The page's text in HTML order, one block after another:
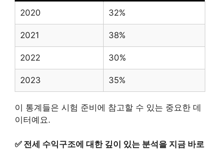
2020 32%
2021 38%
2022 30%
2023 35%
이 통계들은 시험 준비에 참고할 수 있는 중요한 데
이터예요.
✅ 전세 수익구조에 대한 깊이 있는 분석을 지금 바로